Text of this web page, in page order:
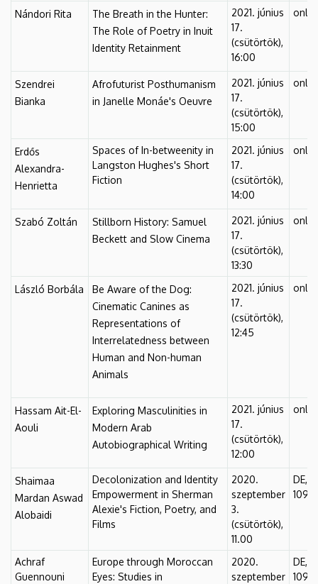
Nándori Rita
The Breath in the Hunter:
The Role of Poetry in Inuit
Identity Retainment
2021. június
17.
(csütörtök),
16:00
Szendrei
Bianka
Afrofuturist Posthumanism
in Janelle Monáe's Oeuvre
2021. június
17.
(csütörtök),
15:00
Erdős
Alexandra-
Henrietta
Spaces of In-betweenity in
Langston Hughes's Short
Fiction
2021. június
17.
(csütörtök),
14:00
Szabó Zoltán
Stillborn History: Samuel
Beckett and Slow Cinema
2021. június
17.
(csütörtök),
13:30
László Borbála
Be Aware of the Dog:
Cinematic Canines as
Representations of
Interrelatedness between
Human and Non-human
Animals
2021. június
17.
(csütörtök),
12:45
Hassam Ait-El-
Aouli
Exploring Masculinities in
Modern Arab
Autobiographical Writing
2021. június
17.
(csütörtök),
12:00
Shaimaa
Mardan Aswad
Alobaidi
Decolonization and Identity
Empowerment in Sherman
Alexie's Fiction, Poetry, and
Films
2020.
szeptember
3.
(csütörtök),
11.00
DE,
109.
Achraf
Guennouni
Europe through Moroccan
Eyes: Studies in
2020.
szeptember
DE,
109.